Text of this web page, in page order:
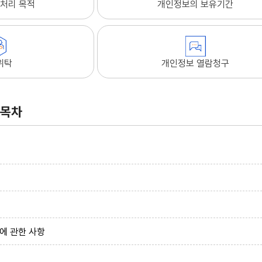
리 목적 개인정보의 보유기간
탁 개인정보 열람청구
차
관한 사항